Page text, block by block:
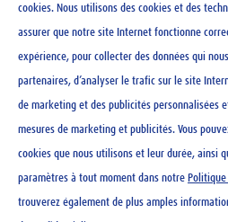
2kg XXL
CONTACT
NEWSLETTER
MENTIONS LÉGALES
DÉCLARATION DE PROTECTION
cookies. Nous utilisons des cookies et des
assurer que notre site Internet fonctionne
expérience, pour collecter des données qui
partenaires, d’analyser le trafic sur le site
de marketing et des publicités personnalisées
mesures de marketing et publicités. Vous
cookies que nous utilisons et leur durée, ainsi
paramètres à tout moment dans notre
trouverez également de plus amples